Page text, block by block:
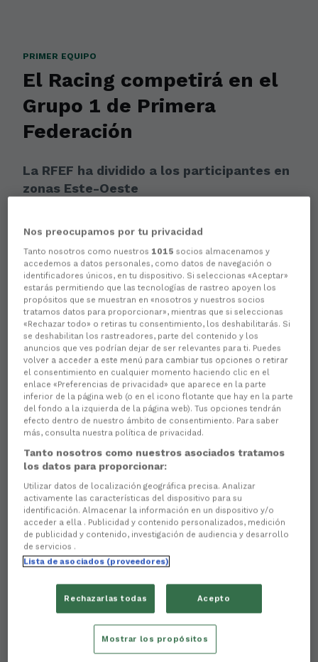
PRIMER EQUIPO
El Racing competirá en el
Grupo 1 de Primera
Federación
La RFEF ha dividido a los participantes en
zonas Este-Oeste
El Racing Club Ferrol
campaña 2025/2026, en la que competirá en el
Grupo 1 de Primera Federación. LaRFEFanunció
esta mañana elreparto oficial de cuadrantes, en el
que primará la divisiónEste-Oeste.
Esto supondrá que nos veremos las caras con el
resto deconjuntos gallegos
procedentes deAsturias, País Vasco,Navarra
Castilla y León,Castilla-La Mancha,Comunidad
de Madrid,Extremaduray Canarias.
,CD Lugo,RC Celta Fortuna
Ourense CF Real Avilés Industrial
Nos preocupamos por tu privacidad
Tanto nosotros como nuestros 1015 socios almacenamos y
accedemos a datos personales, como datos de navegación o
identificadores únicos, en tu dispositivo. Si seleccionas «Aceptar»
estarás permitiendo que las tecnologías de rastreo apoyen los
propósitos que se muestran en «nosotros y nuestros socios
tratamos datos para proporcionar», mientras que si seleccionas
«Rechazar todo» o retiras tu consentimiento, los deshabilitarás. Si
se deshabilitan los rastreadores, parte del contenido y los
anuncios que ves podrían dejar de ser relevantes para ti. Puedes
volver a acceder a este menú para cambiar tus opciones o retirar
el consentimiento en cualquier momento haciendo clic en el
enlace «Preferencias de privacidad» que aparece en la parte
inferior de la página web (o en el icono flotante que hay en la parte
del fondo a la izquierda de la página web). Tus opciones tendrán
efecto dentro de nuestro ámbito de consentimiento. Para saber
más, consulta nuestra política de privacidad.
Tanto nosotros como nuestros asociados tratamos
los datos para proporcionar:
Utilizar datos de localización geográfica precisa. Analizar
activamente las características del dispositivo para su
identificación. Almacenar la información en un dispositivo y/o
acceder a ella . Publicidad y contenido personalizados, medición
de publicidad y contenido, investigación de audiencia y desarrollo
de servicios .
Lista de asociados (proveedores)
Rechazarlas todas Acepto
Mostrar los propósitos